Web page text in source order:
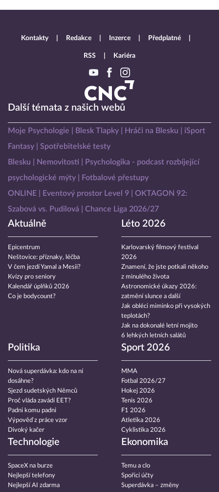
Další témata z našich webů
Moje Psychologie Blesk Tlapky Hráči na Blesku
iSport
Fantasy
Spotřebitelské testy
Blesku
Nemovitosti
Psychologika - podcast rozbíjející
psychologické mýty
Fotbalové přestupy
ONLINE
Eventový prostor Level 9
OKTAGON 92:
Szabová vs. Pudilová
Chance Liga 2026/27
Aktuálně
Epicentrum
Neštovice: příznaky, léčba
V čem jezdí Yamal a Mesii?
Kvízy pro seniory
Kalendář úplňků 2026
Co je bodycount?
Léto 2026
Karlovarský filmový festival
2026
Znamení, že jste potkali někoho
z minulého života
Astronomické úkazy 2026:
zatmění slunce a další
Jak obléci miminko při vysokých
teplotách?
Jak na dokonalé letní mojito
6 lehkých letních salátů
Politika
Nová superdávka: kdo na ní
dosáhne?
Sjezd sudetských Němců
Proč vláda zavádí EET?
Padni komu padni
Výpověď z práce vzor
Divoký kačer
Sport 2026
MMA
Fotbal 2026/27
Hokej 2026
Tenis 2026
F1 2026
Atletika 2026
Cyklistika 2026
Technologie
SpaceX na burze
Nejlepší telefony
Nejlepší AI zdarma
Ekonomika
Temu a clo
Spořicí účty
Superdávka – změny
Kontakty Redakce Inzerce Předplatné
RSS Kariéra